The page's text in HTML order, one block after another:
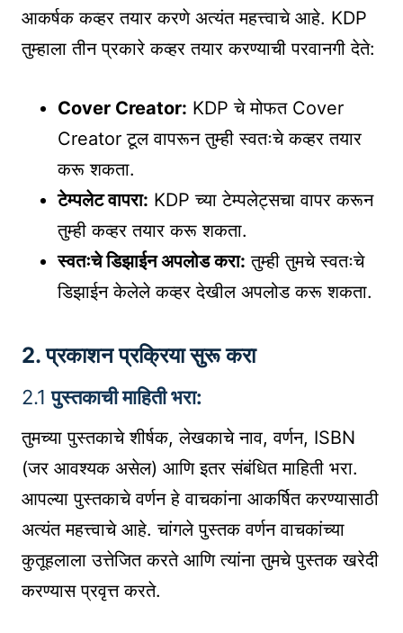
आकर्षक कव्हर तयार करणे अत्यंत महत्त्वाचे आहे. KDP
तुम्हाला तीन प्रकारे कव्हर तयार करण्याची परवानगी देते:
Cover Creator: KDP चे मोफत Cover
Creator टूल वापरून तुम्ही स्वतःचे कव्हर तयार
करू शकता.
टेम्पलेट वापरा: KDP च्या टेम्पलेट्सचा वापर करून
तुम्ही कव्हर तयार करू शकता.
स्वतःचे डिझाईन अपलोड करा: तुम्ही तुमचे स्वतःचे
डिझाईन केलेले कव्हर देखील अपलोड करू शकता.
2.प्रकाशन प्रक्रिया सुरू करा
2.1पुस्तकाची माहिती भरा:
तुमच्या पुस्तकाचे शीर्षक, लेखकाचे नाव, वर्णन, ISBN
(जर आवश्यक असेल) आणि इतर संबंधित माहिती भरा.
आपल्या पुस्तकाचे वर्णन हे वाचकांना आकर्षित करण्यासाठी
अत्यंत महत्त्वाचे आहे. चांगले पुस्तक वर्णन वाचकांच्या
कुतूहलाला उत्तेजित करते आणि त्यांना तुमचे पुस्तक खरेदी
करण्यास प्रवृत्त करते.